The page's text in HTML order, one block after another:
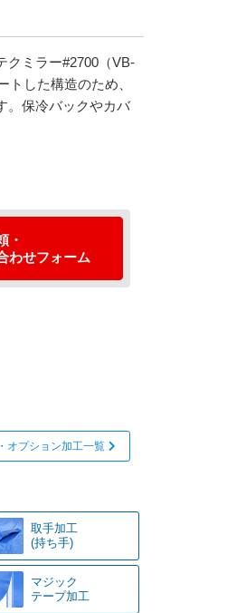
クミラー#2700（VB-
した構造のため、
。保冷バックやカバ
・
わせフォーム
取手加工
(持ち手)
マジック
テープ加工
オプション加工一覧